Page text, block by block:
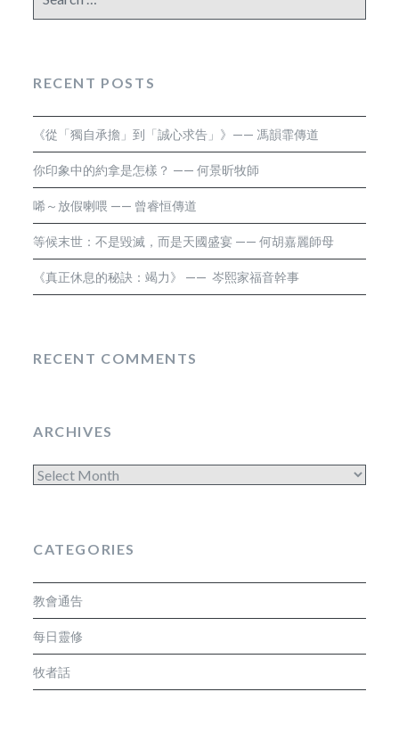
for:
RECENT POSTS
《從「獨自承擔」到「誠心求告」》—— 馮韻霏傳道
你印象中的約拿是怎樣？ —— 何景昕牧師
唏～放假喇喂 —— 曾睿恒傳道
等候末世：不是毀滅，而是天國盛宴 —— 何胡嘉麗師母
《真正休息的秘訣：竭力》 —— 岑熙家福音幹事
RECENT COMMENTS
ARCHIVES
Archives
CATEGORIES
教會通告
每日靈修
牧者話